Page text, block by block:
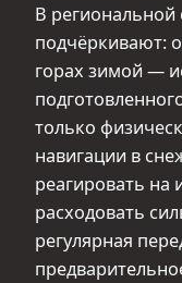
В региональной
подчёркивают:
горах зимой —
только
навигации в
реагировать на
расходовать
регулярная